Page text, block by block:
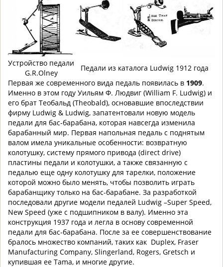
Устройство педали
G.R.Olney
Педали из каталога Ludwig 1912 года
Первая же современного вида педаль появилась в 1909.
Именно в этом году Уильям Ф. Людвиг (William F. Ludwig) и
его брат Теобальд (Theobald), основавшие впоследствии
фирму Ludwig & Ludwig, запатентовали новую модель
педали для бас-барабана, которая навсегда изменила
барабанный мир. Первая напольная педаль с поднятым
валом имела уникальные особенности: возвратную
колотушку, систему прямого привода (direct drive)
пластины педали и колотушки, а также связанную с
педалью еще одну колотушку для тарелки, положение
которой можно было менять, чтобы позволить играть
барабанщику только на бас-барабане. За разработкой
последовали другие модели педалей Ludwig –Super Speed,
New Speed (уже с подшипником в валу). Именно эта
конструкция 1937 года и легла в основу современной
педали для бас-барабана. После за ее совершенствование
бралось множество компаний, таких как Duplex, Fraser
Manufacturing Company, Slingerland, Rogers, Gretsch и
купившая ее Tama, и многие другие.